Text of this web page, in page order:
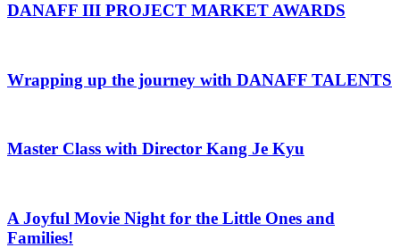
DANAFF III PROJECT MARKET AWARDS
Wrapping up the journey with DANAFF TALENTS
Master Class with Director Kang Je Kyu
A Joyful Movie Night for the Little Ones and
Families!